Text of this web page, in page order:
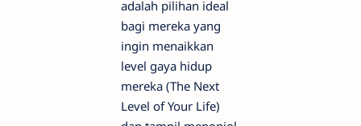
adalah pilihan ideal
bagi mereka yang
ingin menaikkan
level gaya hidup
mereka (The Next
Level of Your Life)